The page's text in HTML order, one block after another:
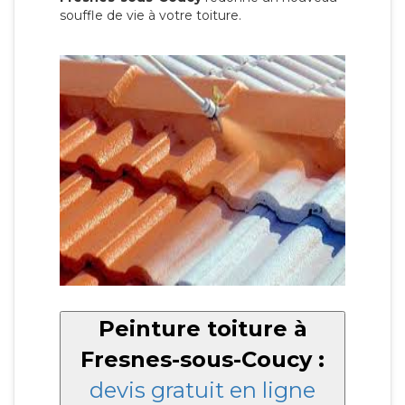
souffle de vie à votre toiture.
Peinture toiture à
Fresnes-sous-Coucy :
devis gratuit en ligne